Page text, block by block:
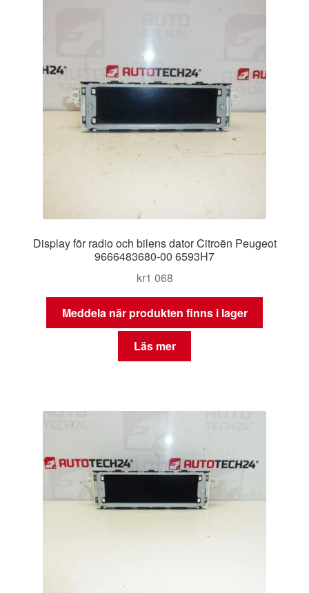
Display för radio och bilens dator Citroën Peugeot
9666483680-00 6593H7
kr1 068
Meddela när produkten finns i lager
Läs mer